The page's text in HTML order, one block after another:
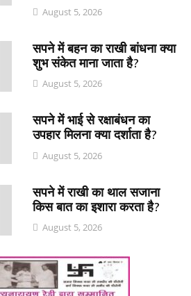
August 5, 2026
सपने में बहन का राखी बांधना क्या
शुभ संकेत माना जाता है?
August 5, 2026
सपने में भाई से रक्षाबंधन का
उपहार मिलना क्या दर्शाता है?
August 5, 2026
सपने में राखी का थाल सजाना
किस बात का इशारा करता है?
August 5, 2026